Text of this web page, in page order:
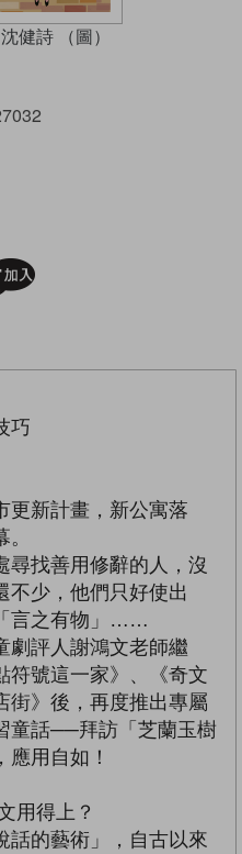
沈健詩 （圖）
巧
更新計畫，新公寓落
尋找善用修辭的人，沒
不少，他們只好使出
言之有物」……
評人謝鴻文老師繼
符號這一家》、《奇文
街》後，再度推出專屬
童話──拜訪「芝蘭玉樹
用自如！
用得上？
的藝術」，自古以來